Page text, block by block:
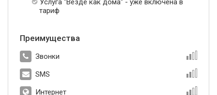
Услуга "Везде как дома" - уже включена в
тариф
Преимущества
Звонки
SMS
Интернет